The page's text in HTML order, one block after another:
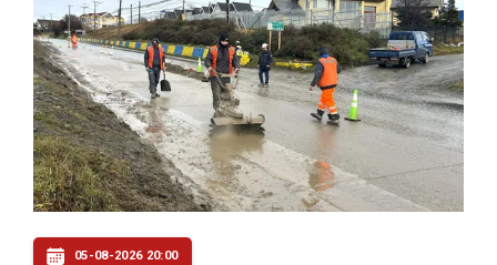
05-08-2026 20:00